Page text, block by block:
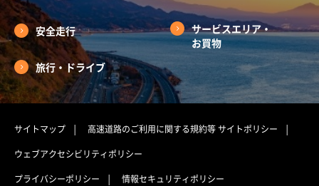
安全走行
サービスエリア・
お買物
旅行・ドライブ
サイトマップ 高速道路のご利用に関する規約等サイトポリシー
ウェブアクセシビリティポリシー
プライバシーポリシー
情報セキュリティポリシー